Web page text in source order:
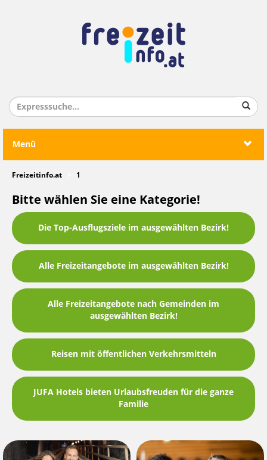
Menü
Freizeitinfo.at 1
Bitte wählen Sie eine Kategorie!
Die Top-Ausflugsziele im ausgewählten Bezirk!
Alle Freizeitangebote im ausgewählten Bezirk!
Alle Freizeitangebote nach Gemeinden im
ausgewählten Bezirk!
Reisen mit öffentlichen Verkehrsmitteln
JUFA Hotels bieten Urlaubsfreuden für die ganze
Familie